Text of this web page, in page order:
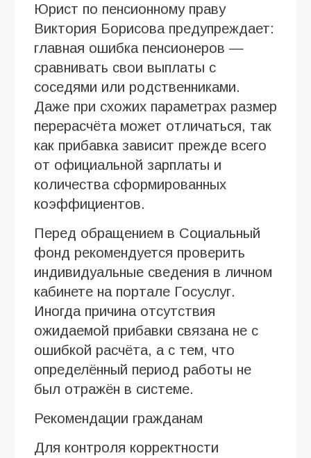
Юрист по пенсионному праву
Виктория Борисова предупреждает:
главная ошибка пенсионеров —
сравнивать свои выплаты с
соседями или родственниками.
Даже при схожих параметрах размер
перерасчёта может отличаться, так
как прибавка зависит прежде всего
от официальной зарплаты и
количества сформированных
коэффициентов.
Перед обращением в Социальный
фонд рекомендуется проверить
индивидуальные сведения в личном
кабинете на портале Госуслуг.
Иногда причина отсутствия
ожидаемой прибавки связана не с
ошибкой расчёта, а с тем, что
определённый период работы не
был отражён в системе.
Рекомендации гражданам
Для контроля корректности